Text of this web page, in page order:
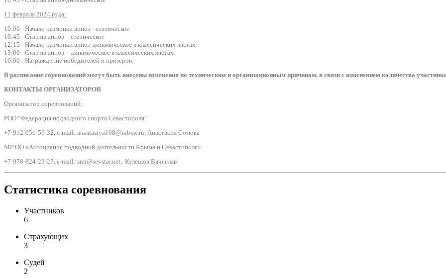
11 февраля 2024 года:
10:00 - Начало разминки апноэ - статическое
10:45 - Старты апноэ – статическое
12:15 - Начало разминки апноэ-динамическое в классических ластах
13:00 - Старты апноэ – динамическое в классических ластах
16:00 - Награждение победителей и призеров.
В расписание соревнований могут быть внесены изменения по техническим и организационным причинам, в связи с изменением количества
КОНТАКТЫ ОРГАНИЗАТОРОВ
Организатор соревнований:
РОО "Федерация подводного спорта Севастополя"
+7-912-051-56-32, е-mail: anastasiya108@inbox.ru, Анастасия Сомова
МР ОО «Ассоциация подводной деятельности Крыма и Севастополя»
+7-978-824-23-27, е-mail: smi@sevstar.net, Кулешов Вячеслав
Статистика соревнования
Участников
6
Страхующих
3
Судей
2